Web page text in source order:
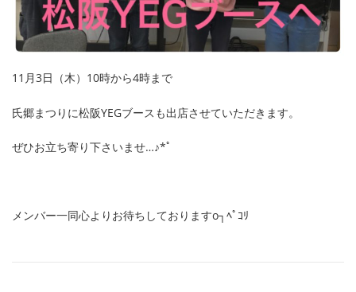
11月3日（木）10時から4時まで
氏郷まつりに松阪YEGブースも出店させていただきます。
ぜひお立ち寄り下さいませ…♪*ﾟ
メンバー一同心よりお待ちしておりますo┐ﾍﾟｺﾘ